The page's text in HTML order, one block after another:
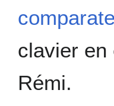
clavier en
Rémi.